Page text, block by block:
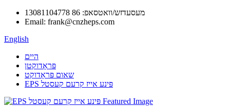
מעסעדזש/וואטסאפ: 86 13081104778
Email: frank@cnzheps.com
English
היים
פּראָדוקטן
שאום פּראָדוקט
EPS פּינע אייז קרעם קעסטל